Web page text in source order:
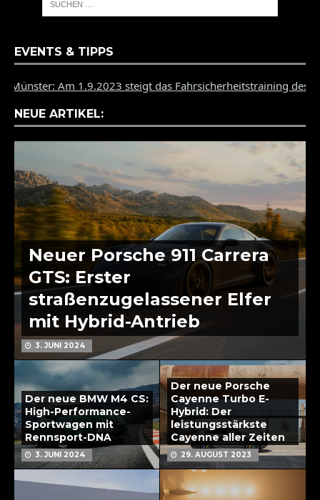
EVENTS & TIPPS
1.9.2023 steigt das Fahrsicherheitstraining des PZ
NEUE ARTIKEL:
Neuer Porsche 911 Carrera
GTS: Erster
straßenzugelassener Elfer
mit Hybrid-Antrieb
3. JUNI 2024
Der neue BMW M4 CS:
High-Performance-
Sportwagen mit
Rennsport-DNA
3. JUNI 2024
Der neue Porsche
Cayenne Turbo E-
Hybrid: Der
leistungsstärkste
Cayenne aller Zeiten
29. AUGUST 2023